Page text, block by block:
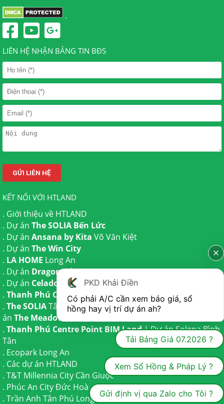
.
LIÊN HỆ NHẬN BẢNG TIN BĐS
KẾT NỐI VỚI HTLAND
. Giới thiệu về HTLAND
. Dự án The SOLIA Bến Lức
. Dự án Ansana by Kita Võ Văn Kiệt
. Dự án The Win City
. LA HOME Long An
. Dự án Dragon Eden Long An
. Dự án Celadon City
Tân Phú
. Thanh Phú Centre PointBến Lức
. The SOLIATây Ninh | Dự ánThe AGULATrần Anh và Dự
án The Meadow
. Thanh Phú Centre Point BIM Land| Dự ánSolena Bình
Tân
. Ecopark Long An
. Các dự án HTLAND
. T&T Millennia City Cần Giuộc
. Phúc An CityĐức Hoà
. Trần Anh Tân Phú Long An
PKD Khải Điền
Có phải A/C cần xem báo giá, sổ
hồng hay vị trí dự án ah?
Tải Bảng Giá 07.2026 ?
Xem Sổ Hồng & Pháp Lý ?
Gửi định vị qua Zalo cho Tôi ?